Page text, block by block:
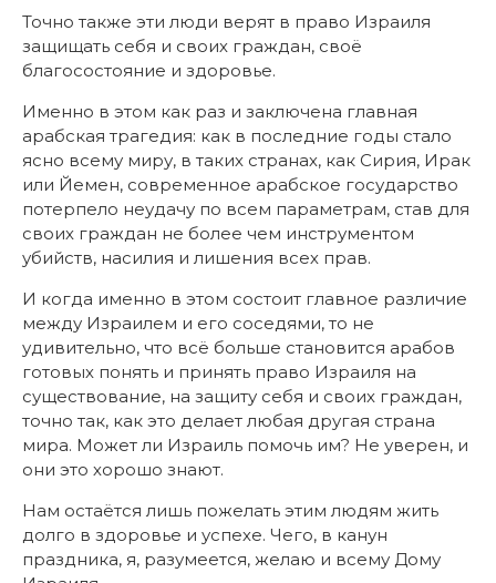
Точно также эти люди верят в право Израиля
защищать себя и своих граждан, своё
благосостояние и здоровье.
Именно в этом как раз и заключена главная
арабская трагедия: как в последние годы стало
ясно всему миру, в таких странах, как Сирия, Ирак
или Йемен, современное арабское государство
потерпело неудачу по всем параметрам, став для
своих граждан не более чем инструментом
убийств, насилия и лишения всех прав.
И когда именно в этом состоит главное различие
между Израилем и его соседями, то не
удивительно, что всё больше становится арабов
готовых понять и принять право Израиля на
существование, на защиту себя и своих граждан,
точно так, как это делает любая другая страна
мира. Может ли Израиль помочь им? Не уверен, и
они это хорошо знают.
Нам остаётся лишь пожелать этим людям жить
долго в здоровье и успехе. Чего, в канун
праздника, я, разумеется, желаю и всему Дому